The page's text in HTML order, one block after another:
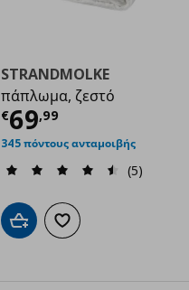
€ 34,99
STRANDMOLKE
πάπλωμα, ζεστό
€69,99
Τρέχουσα
345 πόντους ανταμοιβής
(5)
Προσθήκη στο καλάθι
Προσθήκη στα